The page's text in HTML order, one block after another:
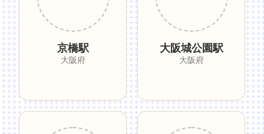
京橋駅
大阪府
大阪城公園駅
大阪府